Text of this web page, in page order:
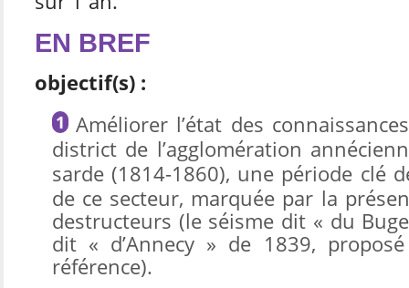
EN BREF
objectif(s) :
Améliorer l’état des
district de l’agglomération
sarde (1814-1860), une période clé
de ce secteur, marquée par la
destructeurs (le séisme dit « du
dit « d’Annecy » de 1839,
référence).